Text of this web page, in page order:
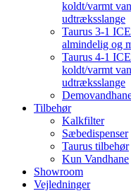
koldt/varmt
udtræksslange
Taurus 3-1
almindelig og
Taurus 4-1
koldt/varmt
udtræksslange
Tilbehør
Kalkfilter
Sæbedispenser
Taurus tilbehør
Kun Vandhane
Showroom
Vejledninger